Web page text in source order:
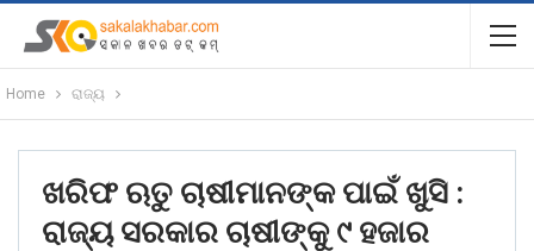
Home ରାଜ୍ୟ
ଖରିଫ ଋତୁ ଚାଷୀମାନଙ୍କ ପାଇଁ ଖୁସି :
ରାଜ୍ୟ ସରକାର ଚାଷୀଙ୍କୁ ୯ ହଜାର